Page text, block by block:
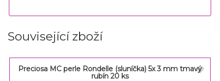
Související zboží
Preciosa MC perle Rondelle (sluníčka) 5x 3 mm tmavý
rubín 20 ks